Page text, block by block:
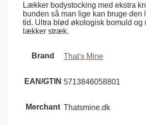
Lækker bodystocking med ekstra
bunden så man lige kan bruge
tid. Ultra blød økologisk bomuld og
lækker stræk.
Brand That's Mine
EAN/GTIN 5713846058801
Merchant Thatsmine.dk